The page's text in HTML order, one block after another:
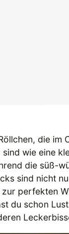
die im
wie eine
die süß-
sind nicht
perfekten
du schon